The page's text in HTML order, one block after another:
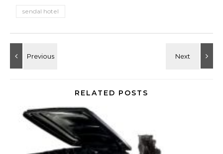
sendal hotel
RELATED POSTS